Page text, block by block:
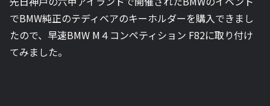
でBMW純正のテディベアのキーホルダーを購入できまし
たので、早速BMW M４コンペティション F82に取り付け
てみました。